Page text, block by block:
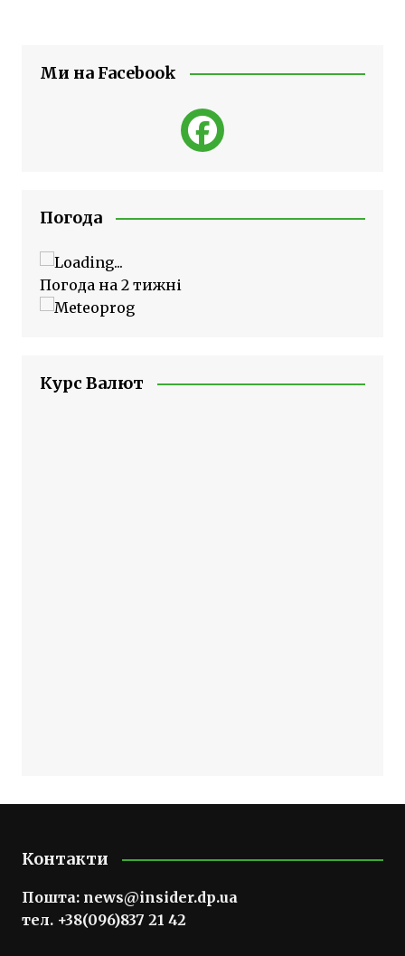
Ми на Facebook
Погода
Погода на 2 тижні
Курс Валют
Контакти
Пошта: news@insider.dp.ua
тел. +38(096)837 21 42